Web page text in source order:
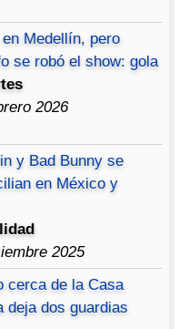
Medellín, pero
se robó el show: gola
2026
y Bad Bunny se
en México y
2025
cerca de la Casa
deja dos guardias